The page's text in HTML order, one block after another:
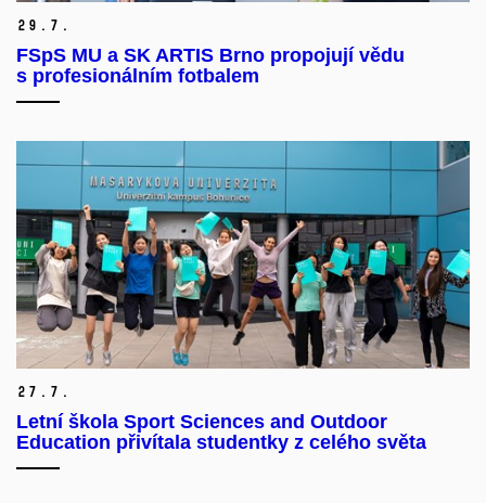
29. 7.
FSpS MU a SK ARTIS Brno propojují vědu
s profesionálním fotbalem
27. 7.
Letní škola Sport Sciences and Outdoor
Education přivítala studentky z celého světa